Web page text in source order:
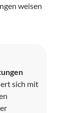
weisen
sich mit